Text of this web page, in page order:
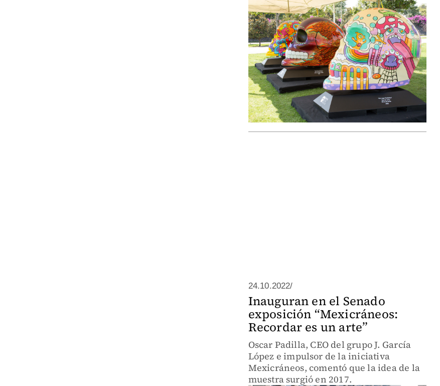
24.10.2022/
Inauguran en el Senado
exposición “Mexicráneos:
Recordar es un arte”
Oscar Padilla, CEO del grupo J. García
López e impulsor de la iniciativa
Mexicráneos, comentó que la idea de la
muestra surgió en 2017.